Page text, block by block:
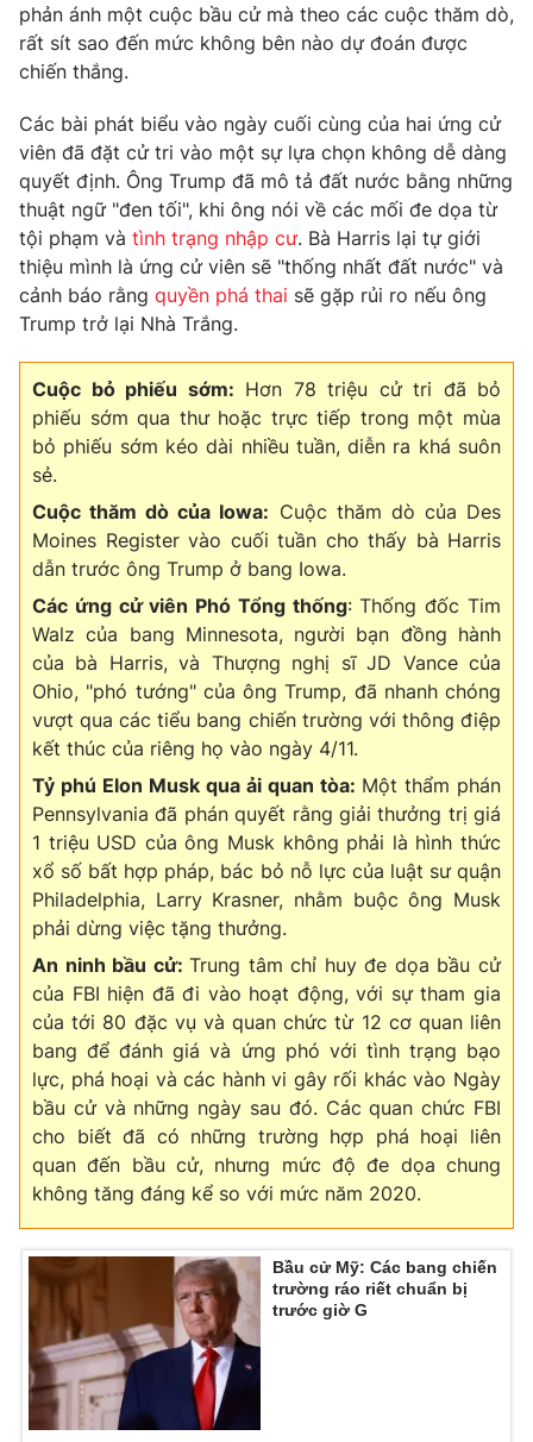
VTV Money VTV Thể thao
VTV Sức khoẻ
Thị trường 24h Tấm lòng Việt
VTV4 Vươn mình bằng AI
VTV9 VTV8
Liên hệ tòa soạn English
THỜI BÁO VTV
Theo dõi báo trên
Cơ quan chủ quản:
Đài Truyền hình Việt Nam
Cơ quan báo chí:
Thời báo VTV
Giấy phép hoạt động báo in và báo điện tử số 483/GP-BTTTT
cấp ngày 29/12/2023
Tổng Biên tập:Vũ Thanh Thủy
Phó Tổng Biên tập:
Nguyễn Thị Mỹ Hạnh, Phạm Quốc Thắng,
Nguyễn Trọng Ninh
Tổng đài VTV: 024.38 355 931 - 024.38 355 932
Ðiện thoại Thời báo VTV: 024.66 897 897
Email:
toasoan@vtv.vn
Liên hệ quảng cáo:024-7300.7108
® Cấm sao chép dưới mọi hình thức nếu không có sự chấp
thuận bằng văn bản. Ghi rõ nguồn VTV.vn khi phát hành lại
thông tin từ website này.
phản ánh một cuộc bầu cử mà theo các cuộc thăm dò,
rất sít sao đến mức không bên nào dự đoán được
chiến thắng.
Các bài phát biểu vào ngày cuối cùng của hai ứng cử
viên đã đặt cử tri vào một sự lựa chọn không dễ dàng
quyết định. Ông Trump đã mô tả đất nước bằng những
thuật ngữ "đen tối", khi ông nói về các mối đe dọa từ
tội phạm và tình trạng nhập cư. Bà Harris lại tự giới
thiệu mình là ứng cử viên sẽ "thống nhất đất nước" và
cảnh báo rằng quyền phá thai sẽ gặp rủi ro nếu ông
Trump trở lại Nhà Trắng.
Cuộc bỏ phiếu sớm: Hơn 78 triệu cử tri đã bỏ
phiếu sớm qua thư hoặc trực tiếp trong một mùa
bỏ phiếu sớm kéo dài nhiều tuần, diễn ra khá suôn
sẻ.
Cuộc thăm dò của Iowa: Cuộc thăm dò của Des
Moines Register vào cuối tuần cho thấy bà Harris
dẫn trước ông Trump ở bang Iowa.
Các ứng cử viên Phó Tổng thống: Thống đốc Tim
Walz của bang Minnesota, người bạn đồng hành
của bà Harris, và Thượng nghị sĩ JD Vance của
Ohio, "phó tướng" của ông Trump, đã nhanh chóng
vượt qua các tiểu bang chiến trường với thông điệp
kết thúc của riêng họ vào ngày 4/11.
Tỷ phú Elon Musk qua ải quan tòa: Một thẩm phán
Pennsylvania đã phán quyết rằng giải thưởng trị giá
1 triệu USD của ông Musk không phải là hình thức
xổ số bất hợp pháp, bác bỏ nỗ lực của luật sư quận
Philadelphia, Larry Krasner, nhằm buộc ông Musk
phải dừng việc tặng thưởng.
An ninh bầu cử:Trung tâm chỉ huy đe dọa bầu cử
của FBI hiện đã đi vào hoạt động, với sự tham gia
của tới 80 đặc vụ và quan chức từ 12 cơ quan liên
bang để đánh giá và ứng phó với tình trạng bạo
lực, phá hoại và các hành vi gây rối khác vào Ngày
bầu cử và những ngày sau đó. Các quan chức FBI
cho biết đã có những trường hợp phá hoại liên
quan đến bầu cử, nhưng mức độ đe dọa chung
không tăng đáng kể so với mức năm 2020.
Bầu cử Mỹ: Các bang chiến
trường ráo riết chuẩn bị
trước giờ G